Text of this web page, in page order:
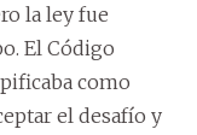
la ley fue
El Código
como
el desafío y